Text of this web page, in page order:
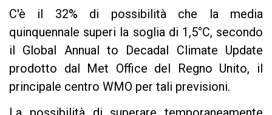
C'è il 32% di possibilità che la media
quinquennale superi la soglia di 1,5°C, secondo
il Global Annual to Decadal Climate Update
prodotto dal Met Office del Regno Unito, il
principale centro WMO per tali previsioni.